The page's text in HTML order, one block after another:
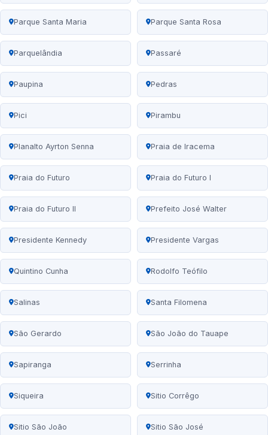
Parque Santa Maria Parque Santa Rosa
Parquelândia Passaré
Paupina Pedras
Pici Pirambu
Planalto Ayrton Senna Praia de Iracema
Praia do Futuro Praia do Futuro I
Praia do Futuro II Prefeito José Walter
Presidente Kennedy Presidente Vargas
Quintino Cunha Rodolfo Teófilo
Salinas Santa Filomena
São Gerardo São João do Tauape
Sapiranga Serrinha
Siqueira Sitio Corrêgo
Sitio São João Sitio São José